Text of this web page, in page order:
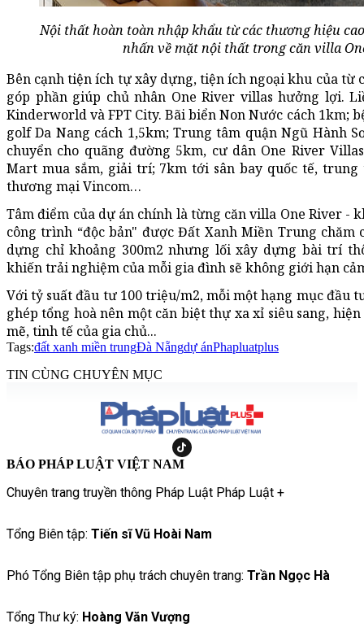
Nội thất hoàn toàn nhập khẩu từ các thương hiệu
nhấn về mặt nội thất trong căn villa
Bên cạnh tiện ích tự xây dựng, tiện ích ngoại khu của từ
góp phần giúp chủ nhân One River villas hưởng lợi.
Kinderworld và FPT City. Bãi biển Non Nước cách 1km;
golf Da Nang cách 1,5km; Trung tâm quận Ngũ Hành
chuyển cho quãng đường 5km, cư dân One River
Mart mua sắm, giải trí; 7km tới sân bay quốc tế,
thương mại Vincom…
Tâm điểm của dự án chính là từng căn villa One River -
công trình “độc bản" được Đất Xanh Miền Trung
dựng chỉ khoảng 300m2 nhưng lối xây dựng bài trí
khiến trải nghiệm của mỗi gia đình sẽ không giới hạn
Với tỷ suất đầu tư 100 triệu/m2, mỗi một hạng mục đầu
ghép tổng hoà nên một căn biệt thự xa xỉ siêu sang,
mẽ, tinh tế của gia chủ...
Tags:đất xanh miền trungĐà Nẵngdự ánPhapluatplus
TIN CÙNG CHUYÊN MỤC
BÁO PHÁP LUẬT VIỆT NAM
Chuyên trang truyền thông Pháp Luật Pháp Luật +
Tổng Biên tập: Tiến sĩ Vũ Hoài Nam
Phó Tổng Biên tập phụ trách chuyên trang: Trần Ngọc Hà
Tổng Thư ký: Hoàng Văn Vượng